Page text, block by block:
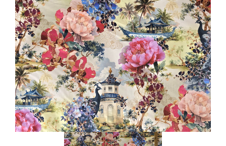
La Mercerie Tous nos Tissus
Autour de la couture OUTLET